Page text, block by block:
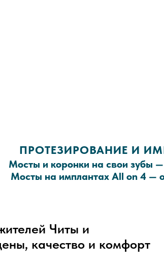
Мосты и коронки на свои зубы
Мосты на имплантах All on 4 —
ПРОТЕЗИРОВАНИЕ И
Читы и
качество и комфорт